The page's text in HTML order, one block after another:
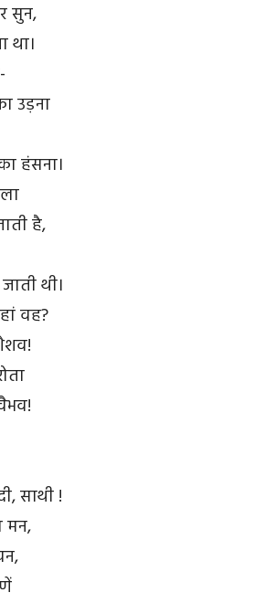
सुन,
था।
उड़ना
हंसना।
है,
थी।
वह?
साथी !
मन,